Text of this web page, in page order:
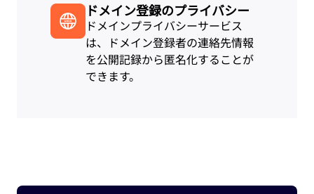
ドメイン登録のプライバシー
ドメインプライバシーサービス
は、ドメイン登録者の連絡先情報
を公開記録から匿名化することが
できます。